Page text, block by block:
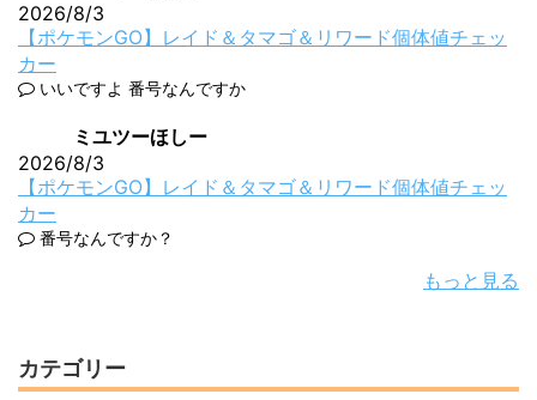
2026/8/3
【ポケモンGO】レイド＆タマゴ＆リワード個体値チェッ
カー
いいですよ 番号なんですか
ミユツーほしー
2026/8/3
【ポケモンGO】レイド＆タマゴ＆リワード個体値チェッ
カー
番号なんですか？
もっと見る
カテゴリー